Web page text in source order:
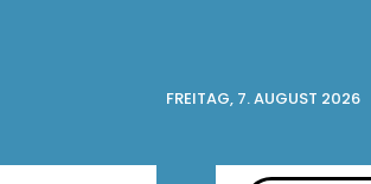
FREITAG, 7. AUGUST 2026